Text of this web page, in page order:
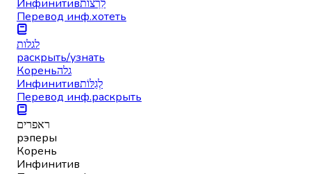
Инфинитивלִרְצוֹת
Перевод инф.хотеть
לגלות
раскрыть/узнать
Кореньגלה
Инфинитивלְגַלּוֹת
Перевод инф.раскрыть
ראפרים
рэперы
Корень
Инфинитив